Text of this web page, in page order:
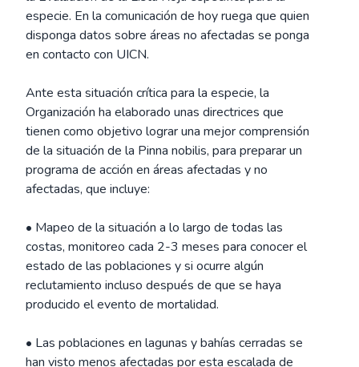
especie. En la comunicación de hoy ruega que quien
disponga datos sobre áreas no afectadas se ponga
en contacto con UICN.
Ante esta situación crítica para la especie, la
Organización ha elaborado unas directrices que
tienen como objetivo lograr una mejor comprensión
de la situación de la Pinna nobilis, para preparar un
programa de acción en áreas afectadas y no
afectadas, que incluye:
• Mapeo de la situación a lo largo de todas las
costas, monitoreo cada 2-3 meses para conocer el
estado de las poblaciones y si ocurre algún
reclutamiento incluso después de que se haya
producido el evento de mortalidad.
• Las poblaciones en lagunas y bahías cerradas se
han visto menos afectadas por esta escalada de